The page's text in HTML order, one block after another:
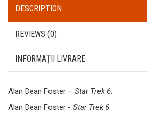
DESCRIPTION
REVIEWS (0)
INFORMAȚII LIVRARE
Alan Dean Foster – Star Trek 6.
Alan Dean Foster - Star Trek 6.